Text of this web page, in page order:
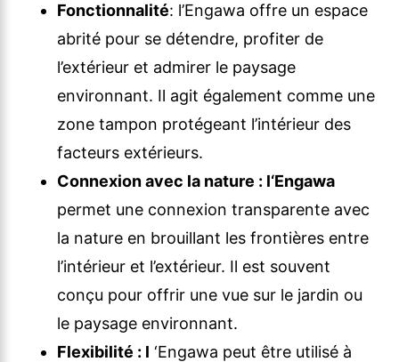
Fonctionnalité: l’Engawa offre un espace
abrité pour se détendre, profiter de
l’extérieur et admirer le paysage
environnant. Il agit également comme une
zone tampon protégeant l’intérieur des
facteurs extérieurs.
Connexion avec la nature : l‘Engawa
permet une connexion transparente avec
la nature en brouillant les frontières entre
l’intérieur et l’extérieur. Il est souvent
conçu pour offrir une vue sur le jardin ou
le paysage environnant.
Flexibilité : l ‘Engawa peut être utilisé à